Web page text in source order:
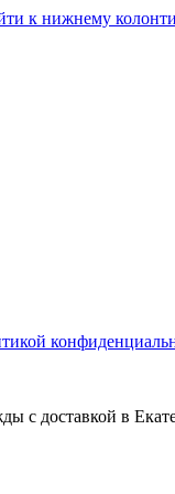
к нижнему
с доставкой в